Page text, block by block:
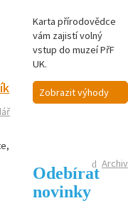
Karta přírodovědce
vám zajistí volný
vstup do muzeí PřF
UK.
Zobrazit výhody
Archiv
Odebírat
novinky